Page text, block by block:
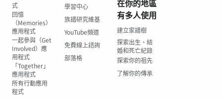
式
回憶
（Memories）
應用程式
一起參與（Get
Involved）應
用程式
「Together」
應用程式
所有行動應用
程式
學習中心
族譜研究維基
YouTube頻道
免費線上諮詢
部落格
在你的地區
有多人使用
建立家譜樹
探索出生、結
婚和死亡紀錄
探索你的祖先
了解你的傳承